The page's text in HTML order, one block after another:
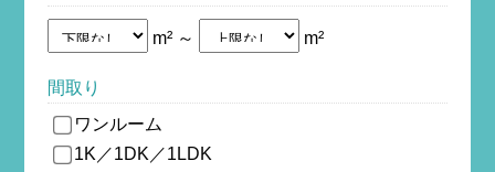
m² ～ m²
間取り
ワンルーム
1K／1DK／1LDK